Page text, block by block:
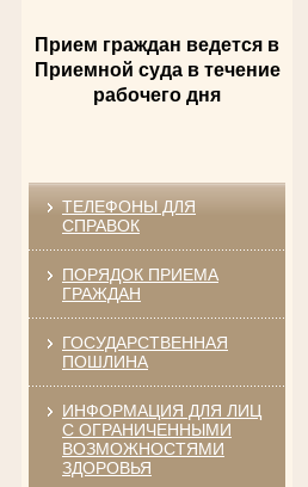
Андрющенкова Тамара Ивановна
Труженица тыла в годы
Великой Отечественной войны
Судья Белгородского областного суда
Участник Великой Отечественной войны
Председатель Губкинского районного
суда
в период с 1965 по 1984 гг.
Прием граждан ведется в
Приемной суда в течение
рабочего дня
ТЕЛЕФОНЫ ДЛЯ
СПРАВОК
ПОРЯДОК ПРИЕМА
ГРАЖДАН
ГОСУДАРСТВЕННАЯ
ПОШЛИНА
ИНФОРМАЦИЯ ДЛЯ ЛИЦ
С ОГРАНИЧЕННЫМИ
ВОЗМОЖНОСТЯМИ
ЗДОРОВЬЯ